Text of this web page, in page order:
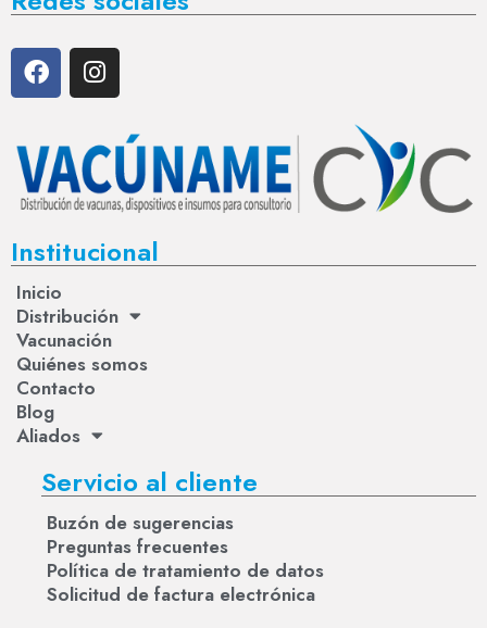
Institucional
Inicio
Distribución
Vacunación
Quiénes somos
Contacto
Blog
Aliados
Servicio al cliente
Buzón de sugerencias
Preguntas frecuentes
Política de tratamiento de datos
Solicitud de factura electrónica